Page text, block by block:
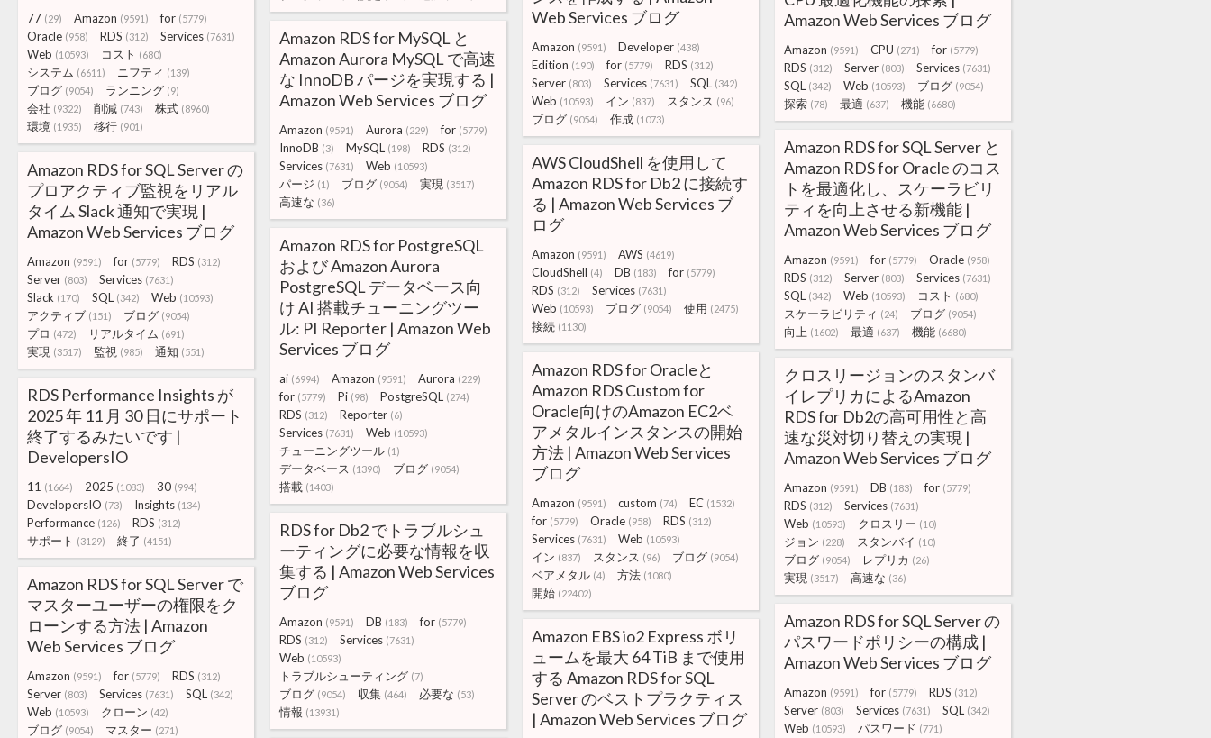
77 (29) Amazon (9591) for (5779)
Oracle (958) RDS (312) Services (7631)
Web (10593) コスト (680)
システム (6611) ニフティ (139)
ブログ (9054) ランニング (9)
会社 (9322) 削減 (743) 株式 (8960)
環境 (1935) 移行 (901)
Web Services ブログ
Amazon (9591) Developer (438)
Edition (190) for (5779) RDS (312)
Server (803) Services (7631) SQL (342)
Web (10593) イン (837) スタンス (96)
ブログ (9054) 作成 (1073)
Amazon Web Services ブログ
Amazon (9591) CPU (271) for (5779)
RDS (312) Server (803) Services (7631)
SQL (342) Web (10593) ブログ (9054)
探索 (78) 最適 (637) 機能 (6680)
Amazon RDS for MySQL と
Amazon Aurora MySQL で高速
な InnoDB パージを実現する |
Amazon Web Services ブログ
Amazon (9591) Aurora (229) for (5779)
InnoDB (3) MySQL (198) RDS (312)
Services (7631) Web (10593)
パージ (1) ブログ (9054) 実現 (3517)
高速な (36)
Amazon RDS for SQL Server と
Amazon RDS for Oracle のコス
トを最適化し、スケーラビリ
ティを向上させる新機能 |
Amazon Web Services ブログ
Amazon (9591) for (5779) Oracle (958)
RDS (312) Server (803) Services (7631)
SQL (342) Web (10593) コスト (680)
スケーラビリティ (24) ブログ (9054)
向上 (1602) 最適 (637) 機能 (6680)
AWS CloudShell を使用して
Amazon RDS for Db2 に接続す
る | Amazon Web Services ブ
ログ
Amazon (9591) AWS (4619)
CloudShell (4) DB (183) for (5779)
RDS (312) Services (7631)
Web (10593) ブログ (9054) 使用 (2475)
接続 (1130)
Amazon RDS for SQL Server の
プロアクティブ監視をリアル
タイム Slack 通知で実現 |
Amazon Web Services ブログ
Amazon (9591) for (5779) RDS (312)
Server (803) Services (7631)
Slack (170) SQL (342) Web (10593)
アクティブ (151) ブログ (9054)
プロ (472) リアルタイム (691)
実現 (3517) 監視 (985) 通知 (551)
Amazon RDS for PostgreSQL
および Amazon Aurora
PostgreSQL データベース向
け AI 搭載チューニングツー
ル: PI Reporter | Amazon Web
Services ブログ
ai (6994) Amazon (9591) Aurora (229)
for (5779) Pi (98) PostgreSQL (274)
RDS (312) Reporter (6)
Services (7631) Web (10593)
チューニングツール (1)
データベース (1390) ブログ (9054)
搭載 (1403)
Amazon RDS for Oracleと
Amazon RDS Custom for
Oracle向けのAmazon EC2ベ
アメタルインスタンスの開始
方法 | Amazon Web Services
ブログ
Amazon (9591) custom (74) EC (1532)
for (5779) Oracle (958) RDS (312)
Services (7631) Web (10593)
イン (837) スタンス (96) ブログ (9054)
ベアメタル (4) 方法 (1080)
開始 (22402)
クロスリージョンのスタンバ
イレプリカによるAmazon
RDS for Db2の高可用性と高
速な災対切り替えの実現 |
Amazon Web Services ブログ
Amazon (9591) DB (183) for (5779)
RDS (312) Services (7631)
Web (10593) クロスリー (10)
ジョン (228) スタンバイ (10)
ブログ (9054) レプリカ (26)
実現 (3517) 高速な (36)
RDS Performance Insights が
2025 年 11 月 30 日にサポート
終了するみたいです |
DevelopersIO
11 (1664) 2025 (1083) 30 (994)
DevelopersIO (73) Insights (134)
Performance (126) RDS (312)
サポート (3129) 終了 (4151)
RDS for Db2 でトラブルシュ
ーティングに必要な情報を収
集する | Amazon Web Services
ブログ
Amazon (9591) DB (183) for (5779)
RDS (312) Services (7631)
Web (10593)
トラブルシューティング (7)
ブログ (9054) 収集 (464) 必要な (53)
情報 (13931)
Amazon RDS for SQL Server で
マスターユーザーの権限をク
ローンする方法 | Amazon
Web Services ブログ
Amazon (9591) for (5779) RDS (312)
Server (803) Services (7631) SQL (342)
Web (10593) クローン (42)
ブログ (9054) マスター (271)
Amazon RDS for SQL Server の
パスワードポリシーの構成 |
Amazon Web Services ブログ
Amazon (9591) for (5779) RDS (312)
Server (803) Services (7631) SQL (342)
Web (10593) パスワード (771)
Amazon EBS io2 Express ボリ
ュームを最大 64 TiB まで使用
する Amazon RDS for SQL
Server のベストプラクティス
| Amazon Web Services ブログ